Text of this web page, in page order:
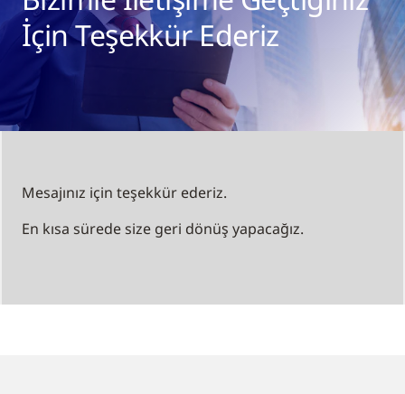
İçin Teşekkür Ederiz
Mesajınız için teşekkür ederiz.
En kısa sürede size geri dönüş yapacağız.